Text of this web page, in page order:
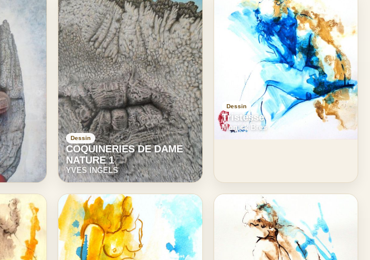
Dessin
COQUINERIES DE DAME
NATURE 1
YVES INGELS
Dessin
Tristesse
Monick Bres